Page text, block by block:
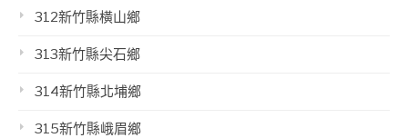
312新竹縣橫山鄉
313新竹縣尖石鄉
314新竹縣北埔鄉
315新竹縣峨眉鄉